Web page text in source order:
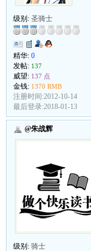
级别: 圣骑士
精华: 0
发帖: 137
威望: 137 点
金钱: 1370 RMB
注册时间:2012-10-14
最后登录:2018-01-13
@朱战辉
级别: 骑士